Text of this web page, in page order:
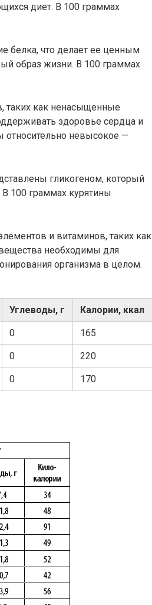
диет. В 100 граммах
белка, что делает ее ценным
образ жизни. В 100 граммах
таких как ненасыщенные
здоровье сердца и
невысокое —
гликогеном, который
100 граммах курятины
и витаминов, таких как
необходимы для
организма в целом.
Углеводы, г Калории, ккал
0 165
0 220
0 170